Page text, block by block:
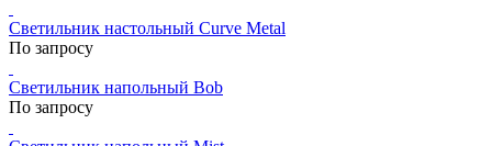
Светильник настольный Curve Metal
По запросу
Светильник напольный Bob
По запросу